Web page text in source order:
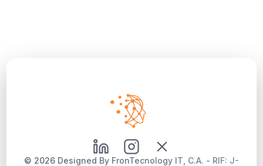
© 2026 Designed By FronTecnology IT, C.A. - RIF: J-